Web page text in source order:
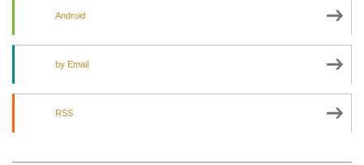
Android
by Email
RSS